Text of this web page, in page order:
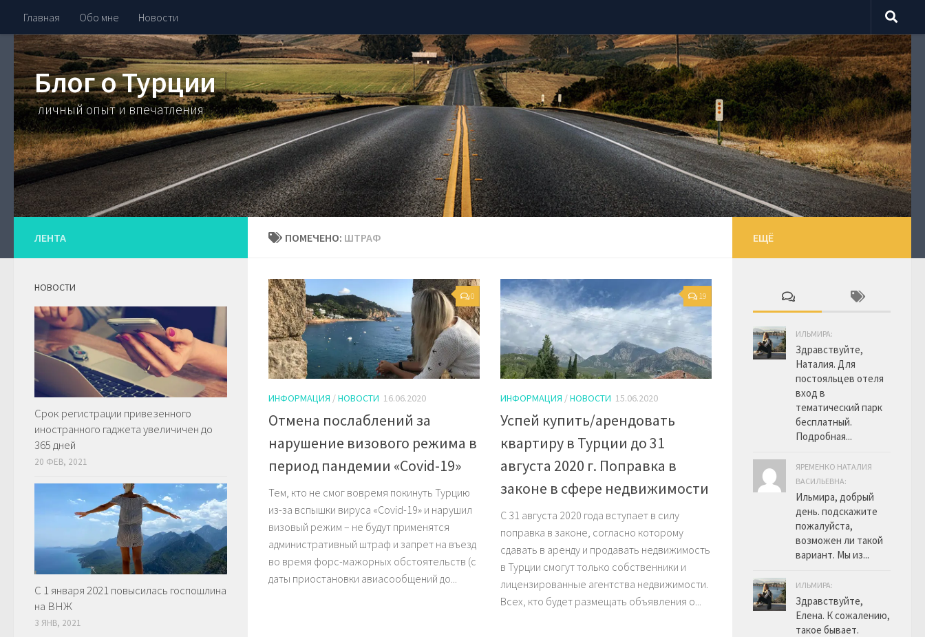
Главная Обо мне Новости
Блог о Турции
личный опыт и впечатления
ПОМЕЧЕНО: ШТРАФ
0
ИНФОРМАЦИЯ /НОВОСТИ 16.06.2020
Отмена послаблений за
нарушение визового режима в
период пандемии «Covid-19»
Тем, кто не смог вовремя покинуть Турцию
из-за вспышки вируса «Covid-19» и нарушил
визовый режим – не будут применятся
административный штраф и запрет на въезд
во время форс-мажорных обстоятельств (с
даты приостановки авиасообщений до...
19
ИНФОРМАЦИЯ /НОВОСТИ 15.06.2020
Успей купить/арендовать
квартиру в Турции до 31
августа 2020 г. Поправка в
законе в сфере недвижимости
С 31 августа 2020 года вступает в силу
поправка в законе, согласно которому
сдавать в аренду и продавать недвижимость
в Турции смогут только собственники и
лицензированные агентства недвижимости.
Всех, кто будет размещать объявления о...
ЛЕНТА
НОВОСТИ
Срок регистрации привезенного
иностранного гаджета увеличичен до
365 дней
20 ФЕВ, 2021
С 1 января 2021 повысилась госпошлина
на ВНЖ
3 ЯНВ, 2021
ЕЩЁ
ИЛЬМИРА:
Здравствуйте,
Наталия. Для
постояльцев отеля
вход в
тематический парк
бесплатный.
Подробная...
ЯРЕМЕНКО НАТАЛИЯ
ВАСИЛЬЕВНА:
Ильмира, добрый
день. подскажите
пожалуйста,
возможен ли такой
вариант. Мы из...
ИЛЬМИРА:
Здравствуйте,
Елена. К сожалению,
такое бывает.